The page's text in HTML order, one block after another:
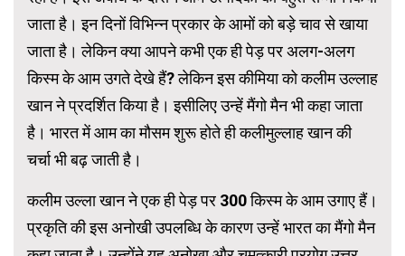
जाता है। इन दिनों विभिन्न प्रकार के आमों को बड़े चाव से खाया
जाता है। लेकिन क्या आपने कभी एक ही पेड़ पर अलग-अलग
किस्म के आम उगते देखे हैं? लेकिन इस कीमिया को कलीम उल्लाह
खान ने प्रदर्शित किया है। इसीलिए उन्हें मैंगो मैन भी कहा जाता
है। भारत में आम का मौसम शुरू होते ही कलीमुल्लाह खान की
चर्चा भी बढ़ जाती है।
कलीम उल्ला खान ने एक ही पेड़ पर 300 किस्म के आम उगाए हैं।
प्रकृति की इस अनोखी उपलब्धि के कारण उन्हें भारत का मैंगो मैन